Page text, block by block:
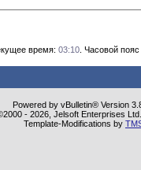
время: 03:10 . Часовой
Powered by vBulletin® Version
- 2026, Jelsoft Enterprises
Template-Modifications by